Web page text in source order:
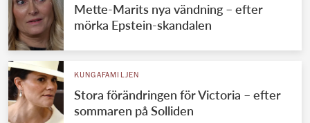
Mette-Marits nya vändning – efter
mörka Epstein-skandalen
KUNGAFAMILJEN
Stora förändringen för Victoria – efter
sommaren på Solliden